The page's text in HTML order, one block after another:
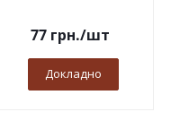
77грн./шт
Докладно